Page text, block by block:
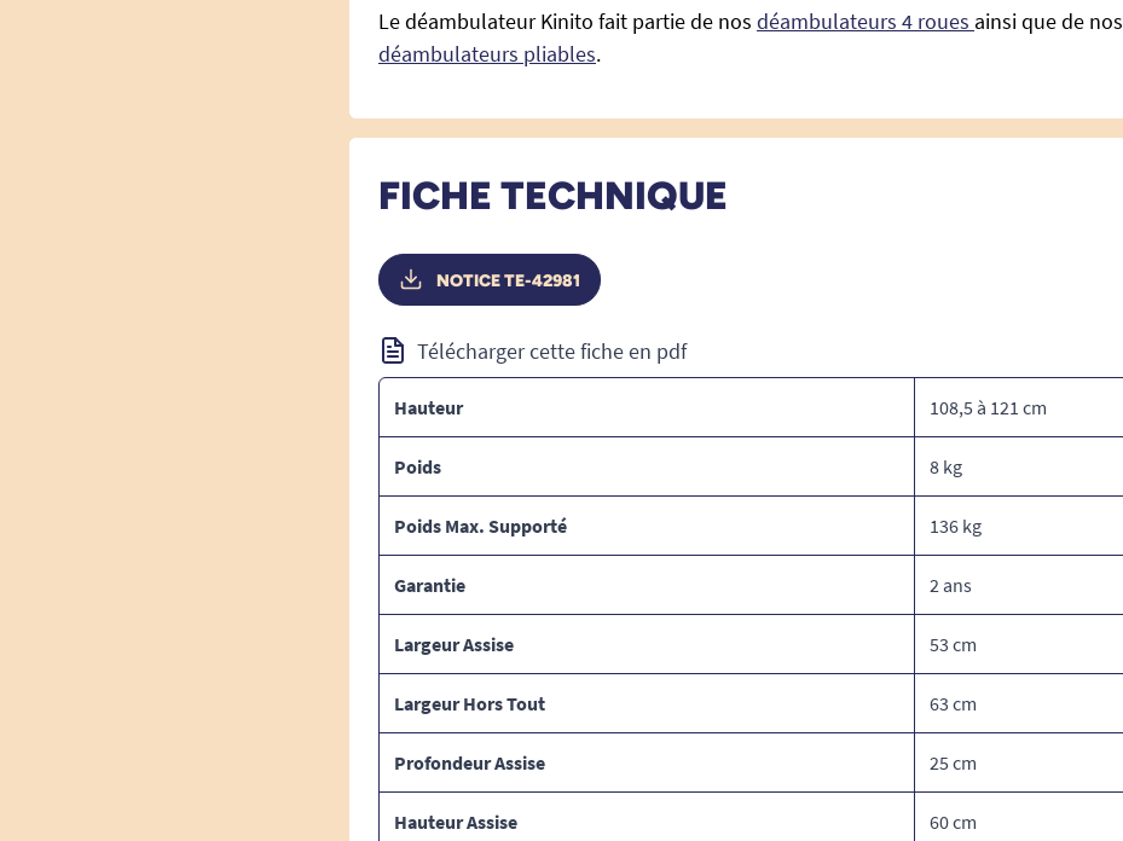
Le déambulateur Kinito fait partie de nos déambulateurs 4 roues ainsi que de nos
déambulateurs pliables.
FICHE TECHNIQUE
NOTICE TE-42981
Télécharger cette fiche en pdf
Hauteur 108,5 à 121 cm
Poids 8 kg
Poids Max. Supporté 136 kg
Garantie 2 ans
Largeur Assise 53 cm
Largeur Hors Tout 63 cm
Profondeur Assise 25 cm
Hauteur Assise 60 cm